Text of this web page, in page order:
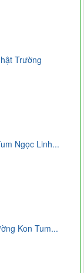
Trường
Ngọc Linh...
Kon Tum...